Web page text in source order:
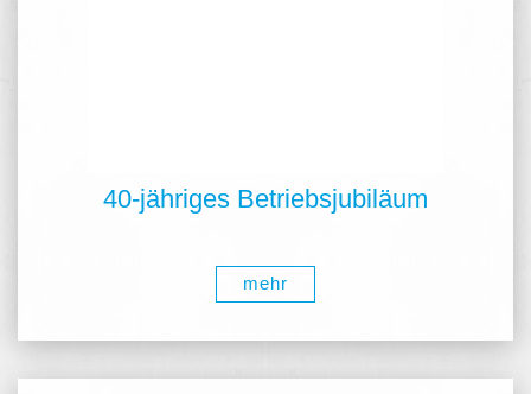
40-jähriges Betriebsjubiläum
mehr